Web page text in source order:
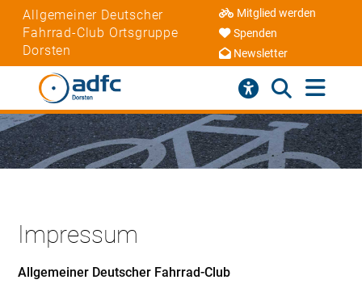
Allgemeiner Deutscher
Fahrrad-Club Ortsgruppe
Dorsten
Mitglied werden
Spenden
Newsletter
Impressum
Allgemeiner Deutscher Fahrrad-Club